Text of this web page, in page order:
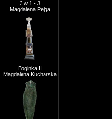
3 w 1 - J
Magdalena Pejga
Boginka II
Magdalena Kucharska